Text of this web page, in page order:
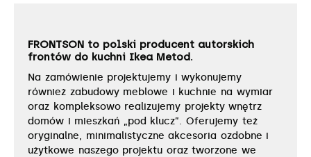
FRONTSON to polski producent autorskich
frontów do kuchni Ikea Metod.
Na zamówienie projektujemy i wykonujemy
również zabudowy meblowe i kuchnie na wymiar
oraz kompleksowo realizujemy projekty wnętrz
domów i mieszkań „pod klucz”. Oferujemy też
oryginalne, minimalistyczne akcesoria ozdobne i
użytkowe naszego projektu oraz tworzone we